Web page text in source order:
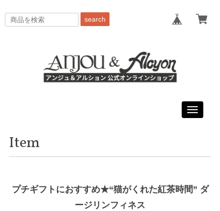
search
Toggle
Item
プチギフトにおすすめ★“猫がくれた紅茶時間” ダ
ージリンフィネス